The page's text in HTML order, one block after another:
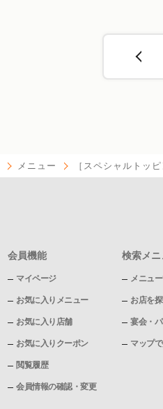
メニュー ［スペシャルトッ
会員機能
マイページ
お気に入りメニュー
お気に入り店舗
お気に入りクーポン
閲覧履歴
会員情報の確認・変更
検索メ
メニュ
お店を
宴会・
マップ